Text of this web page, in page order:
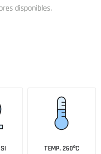
disponibles.
TEMP. 260ºC